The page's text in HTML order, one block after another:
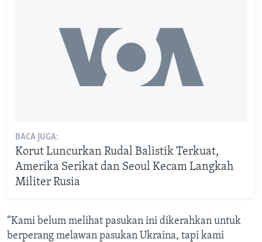
BACA JUGA:
Korut Luncurkan Rudal Balistik Terkuat,
Amerika Serikat dan Seoul Kecam Langkah
Militer Rusia
“Kami belum melihat pasukan ini dikerahkan untuk
berperang melawan pasukan Ukraina, tapi kami